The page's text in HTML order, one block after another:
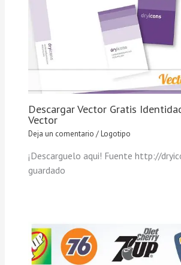
Descargar Vector Gratis
Vector
Deja un comentario /Logotipo
¡Descarguelo aqui! Fuente http://
guardado